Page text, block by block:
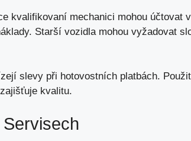
kvalifikovaní mechanici mohou účtovat
Starší vozidla mohou vyžadovat
slevy při hotovostních platbách.
kvalitu.